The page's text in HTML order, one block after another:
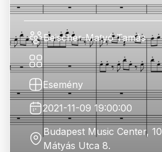
Beischer-Matyó Tamás
Esemény
2021-11-09 19:00:00
Budapest Music Center,
Mátyás Utca 8.